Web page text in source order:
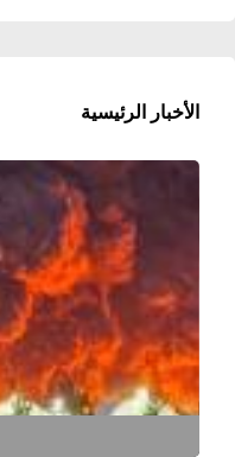
الأخبار الرئيسية